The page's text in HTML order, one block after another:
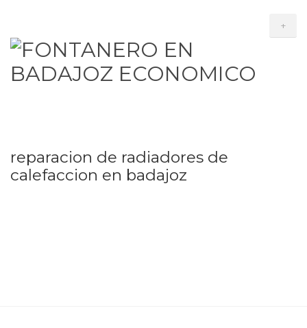
+
reparacion de radiadores de
calefaccion en badajoz